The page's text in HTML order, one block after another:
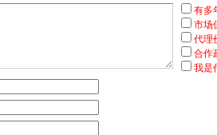
有多
市场
代理
合作
我是